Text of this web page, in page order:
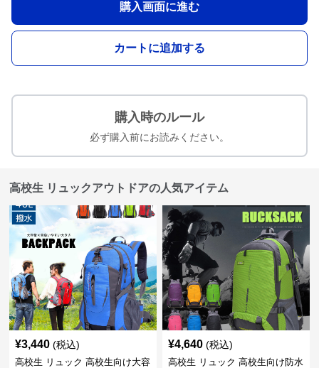
購入画面に進む
カートに追加する
購入時のルール
必ず購入前にお読みください。
高校生 リュックアウトドアの人気アイテム
¥3,440 (税込)
高校生 リュック 高校生向け大容
¥4,640 (税込)
高校生 リュック 高校生向け防水